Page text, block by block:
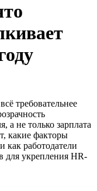
требовательнее
а не только зарплата
какие факторы
как работодатели
для укрепления HR-